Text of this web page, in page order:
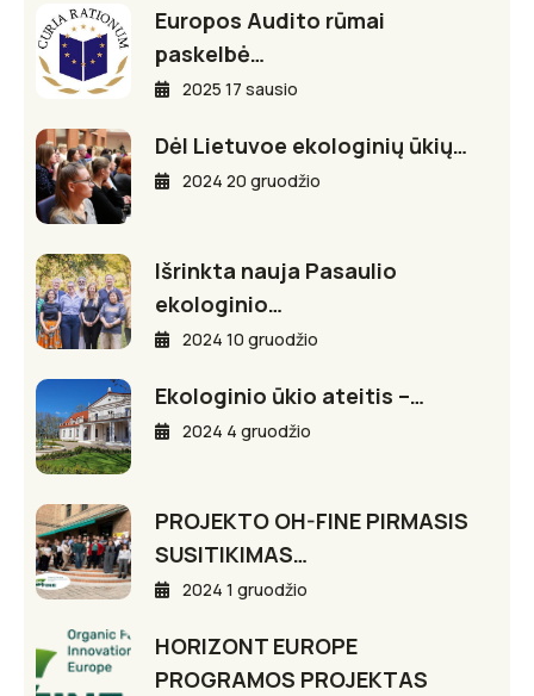
Europos Audito rūmai
paskelbė…
2025 17 sausio
Dėl Lietuvoe ekologinių ūkių…
2024 20 gruodžio
Išrinkta nauja Pasaulio
ekologinio…
2024 10 gruodžio
Ekologinio ūkio ateitis –…
2024 4 gruodžio
PROJEKTO OH-FINE PIRMASIS
SUSITIKIMAS…
2024 1 gruodžio
HORIZONT EUROPE
PROGRAMOS PROJEKTAS